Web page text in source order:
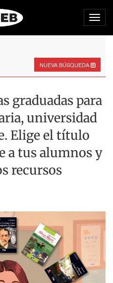
NUEVA BÚSQUEDA
graduadas para
universidad
Elige el título
a tus alumnos y
recursos